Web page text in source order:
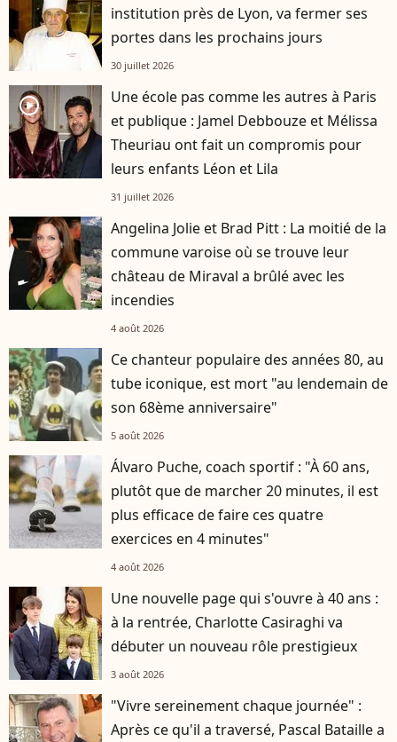
institution près de Lyon, va fermer ses
portes dans les prochains jours
30 juillet 2026
player2
Une école pas comme les autres à Paris
et publique : Jamel Debbouze et Mélissa
Theuriau ont fait un compromis pour
leurs enfants Léon et Lila
31 juillet 2026
Angelina Jolie et Brad Pitt : La moitié de la
commune varoise où se trouve leur
château de Miraval a brûlé avec les
incendies
4 août 2026
Ce chanteur populaire des années 80, au
tube iconique, est mort "au lendemain de
son 68ème anniversaire"
5 août 2026
Álvaro Puche, coach sportif : "À 60 ans,
plutôt que de marcher 20 minutes, il est
plus efficace de faire ces quatre
exercices en 4 minutes"
4 août 2026
Une nouvelle page qui s'ouvre à 40 ans :
à la rentrée, Charlotte Casiraghi va
débuter un nouveau rôle prestigieux
3 août 2026
"Vivre sereinement chaque journée" :
Après ce qu'il a traversé, Pascal Bataille a